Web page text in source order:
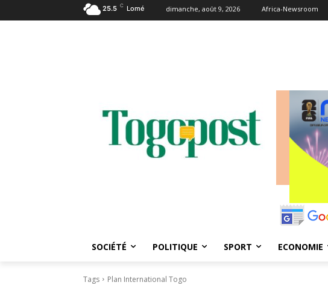
25.5 C Lomé dimanche, août 9, 2026 Africa-Newsroom
SOCIÉTÉ POLITIQUE SPORT ECONOMIE
Tags Plan International Togo